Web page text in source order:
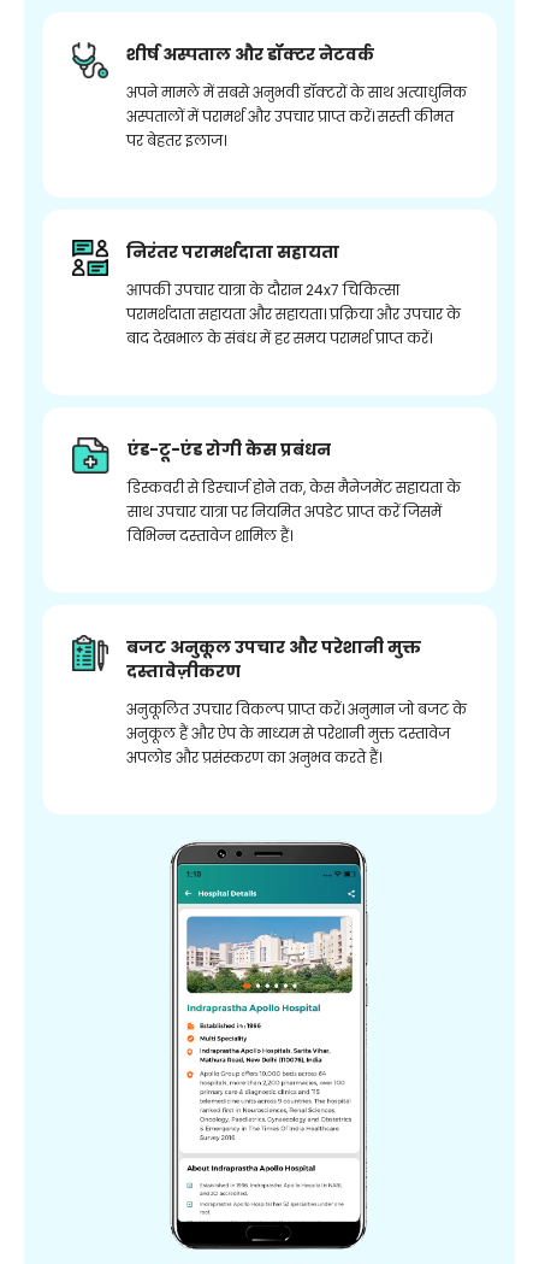
शीर्ष अस्पताल और डॉक्टर नेटवर्क
अपने मामले में सबसे अनुभवी डॉक्टरों के साथ अत्याधुनिक
अस्पतालों में परामर्श और उपचार प्राप्त करें। सस्ती कीमत
पर बेहतर इलाज।
निरंतर परामर्शदाता सहायता
आपकी उपचार यात्रा के दौरान 24x7 चिकित्सा
परामर्शदाता सहायता और सहायता। प्रक्रिया और उपचार के
बाद देखभाल के संबंध में हर समय परामर्श प्राप्त करें।
एंड-टू-एंड रोगी केस प्रबंधन
डिस्कवरी से डिस्चार्ज होने तक, केस मैनेजमेंट सहायता के
साथ उपचार यात्रा पर नियमित अपडेट प्राप्त करें जिसमें
विभिन्न दस्तावेज शामिल हैं।
बजट अनुकूल उपचार और परेशानी मुक्त
दस्तावेज़ीकरण
अनुकूलित उपचार विकल्प प्राप्त करें। अनुमान जो बजट के
अनुकूल हैं और ऐप के माध्यम से परेशानी मुक्त दस्तावेज
अपलोड और प्रसंस्करण का अनुभव करते हैं।